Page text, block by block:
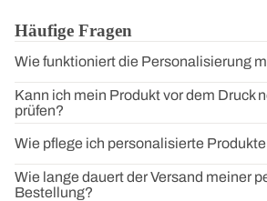
Häufige Fragen
Wie funktioniert die Personalisierung
Kann ich mein Produkt vor dem Druck
prüfen?
Wie pflege ich personalisierte
Wie lange dauert der Versand meiner
Bestellung?